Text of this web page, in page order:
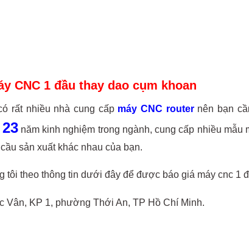
CNC 1 đầu thay dao cụm khoan
rất nhiều nhà cung cấp máy CNC routernên bạn
23năm kinh nghiệm trong ngành, cung cấp nhiều mẫu
sản xuất khác nhau của bạn.
tôi theo thông tin dưới đây để được báo giá máy cnc 1
Vân, KP 1, phường Thới An, TP Hồ Chí Minh.